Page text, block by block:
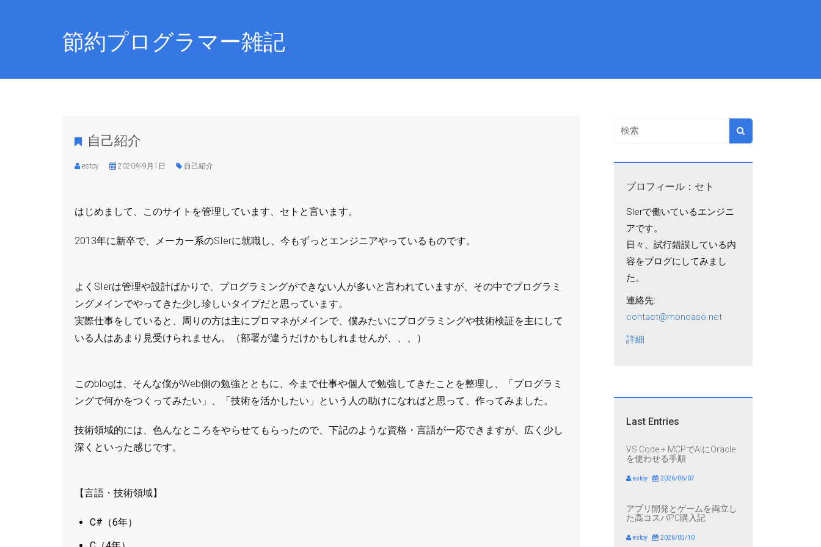
節約プログラマー雑記
自己紹介
estoy 2020年9月1日 自己紹介
はじめまして、このサイトを管理しています、セトと言います。
2013年に新卒で、メーカー系のSIerに就職し、今もずっとエンジニアやっているものです。
よくSIerは管理や設計ばかりで、プログラミングができない人が多いと言われていますが、その中でプログラミ
ングメインでやってきた少し珍しいタイプだと思っています。
実際仕事をしていると、周りの方は主にプロマネがメインで、僕みたいにプログラミングや技術検証を主にして
いる人はあまり見受けられません。（部署が違うだけかもしれませんが、、、）
このblogは、そんな僕がWeb側の勉強とともに、今まで仕事や個人で勉強してきたことを整理し、「プログラミ
ングで何かをつくってみたい」、「技術を活かしたい」という人の助けになればと思って、作ってみました。
技術領域的には、色んなところをやらせてもらったので、下記のような資格・言語が一応できますが、広く少し
深くといった感じです。
【言語・技術領域】
C#（6年）
プロフィール：セト
SIerで働いているエンジニ
アです。
日々、試行錯誤している内
容をブログにしてみまし
た。
連絡先:
contact@monoaso.net
詳細
Last Entries
VS Code + MCPでAIにOracle
を使わせる手順
estoy 2026/06/07
アプリ開発とゲームを両立し
た高コスパPC購入記
estoy 2026/05/10